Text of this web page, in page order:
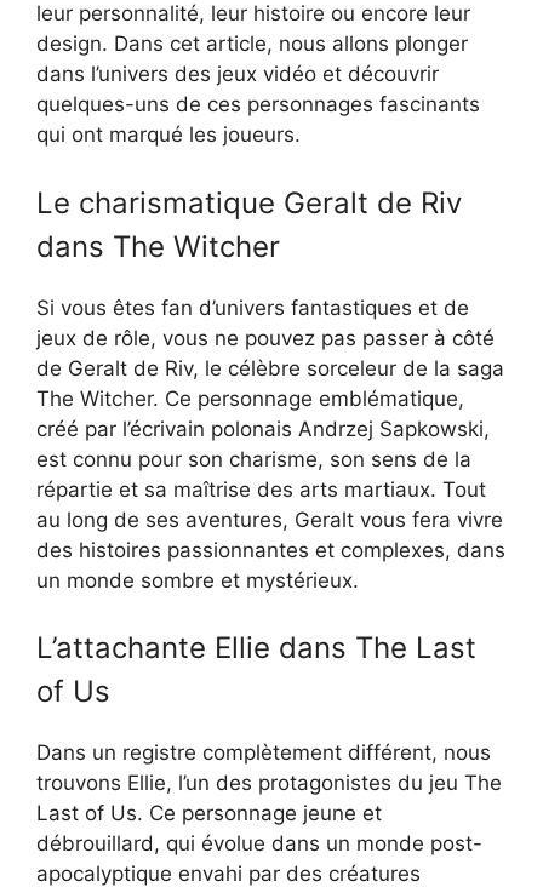
leur personnalité, leur histoire ou encore leur
design. Dans cet article, nous allons plonger
dans l’univers des jeux vidéo et découvrir
quelques-uns de ces personnages fascinants
qui ont marqué les joueurs.
Le charismatique Geralt de Riv
dans The Witcher
Si vous êtes fan d’univers fantastiques et de
jeux de rôle, vous ne pouvez pas passer à côté
de Geralt de Riv, le célèbre sorceleur de la saga
The Witcher. Ce personnage emblématique,
créé par l’écrivain polonais Andrzej Sapkowski,
est connu pour son charisme, son sens de la
répartie et sa maîtrise des arts martiaux. Tout
au long de ses aventures, Geralt vous fera vivre
des histoires passionnantes et complexes, dans
un monde sombre et mystérieux.
L’attachante Ellie dans The Last
of Us
Dans un registre complètement différent, nous
trouvons Ellie, l’un des protagonistes du jeu The
Last of Us. Ce personnage jeune et
débrouillard, qui évolue dans un monde post-
apocalyptique envahi par des créatures